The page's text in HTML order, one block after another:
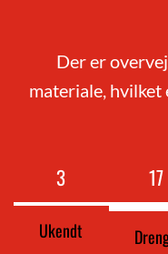
Der er
materiale,
3
Ukendt
17